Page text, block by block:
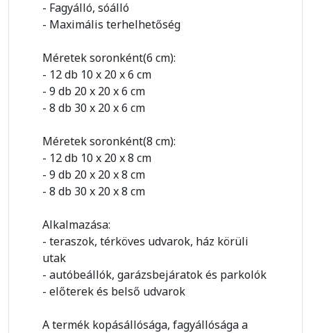
- Fagyálló, sóálló
- Maximális terhelhetőség
Méretek soronként(6 cm):
- 12 db 10 x 20 x 6 cm
- 9 db 20 x 20 x 6 cm
- 8 db 30 x 20 x 6 cm
Méretek soronként(8 cm):
- 12 db 10 x 20 x 8 cm
- 9 db 20 x 20 x 8 cm
- 8 db 30 x 20 x 8 cm
Alkalmazása:
- teraszok, térköves udvarok, ház körüli
utak
- autóbeállók, garázsbejáratok és parkolók
- előterek és belső udvarok
A termék kopásállósága, fagyállósága a